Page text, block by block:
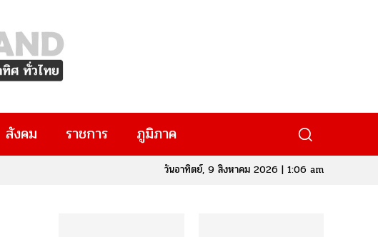
สังคม ราชการ ภูมิภาค
วันอาทิตย์, 9 สิงหาคม 2026 | 1:06 am